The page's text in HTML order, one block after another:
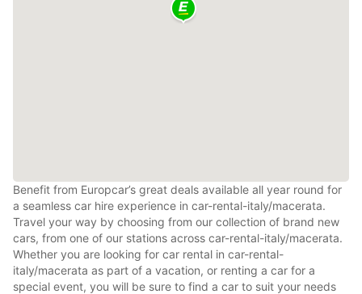
Benefit from Europcar’s great deals available all year round for
a seamless car hire experience in car-rental-italy/macerata.
Travel your way by choosing from our collection of brand new
cars, from one of our stations across car-rental-italy/macerata.
Whether you are looking for car rental in car-rental-
italy/macerata as part of a vacation, or renting a car for a
special event, you will be sure to find a car to suit your needs